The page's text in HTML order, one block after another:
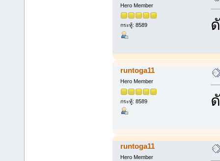
Hero Member
กระทู้: 8589
runtoga11
Hero Member
กระทู้: 8589
runtoga11
Hero Member